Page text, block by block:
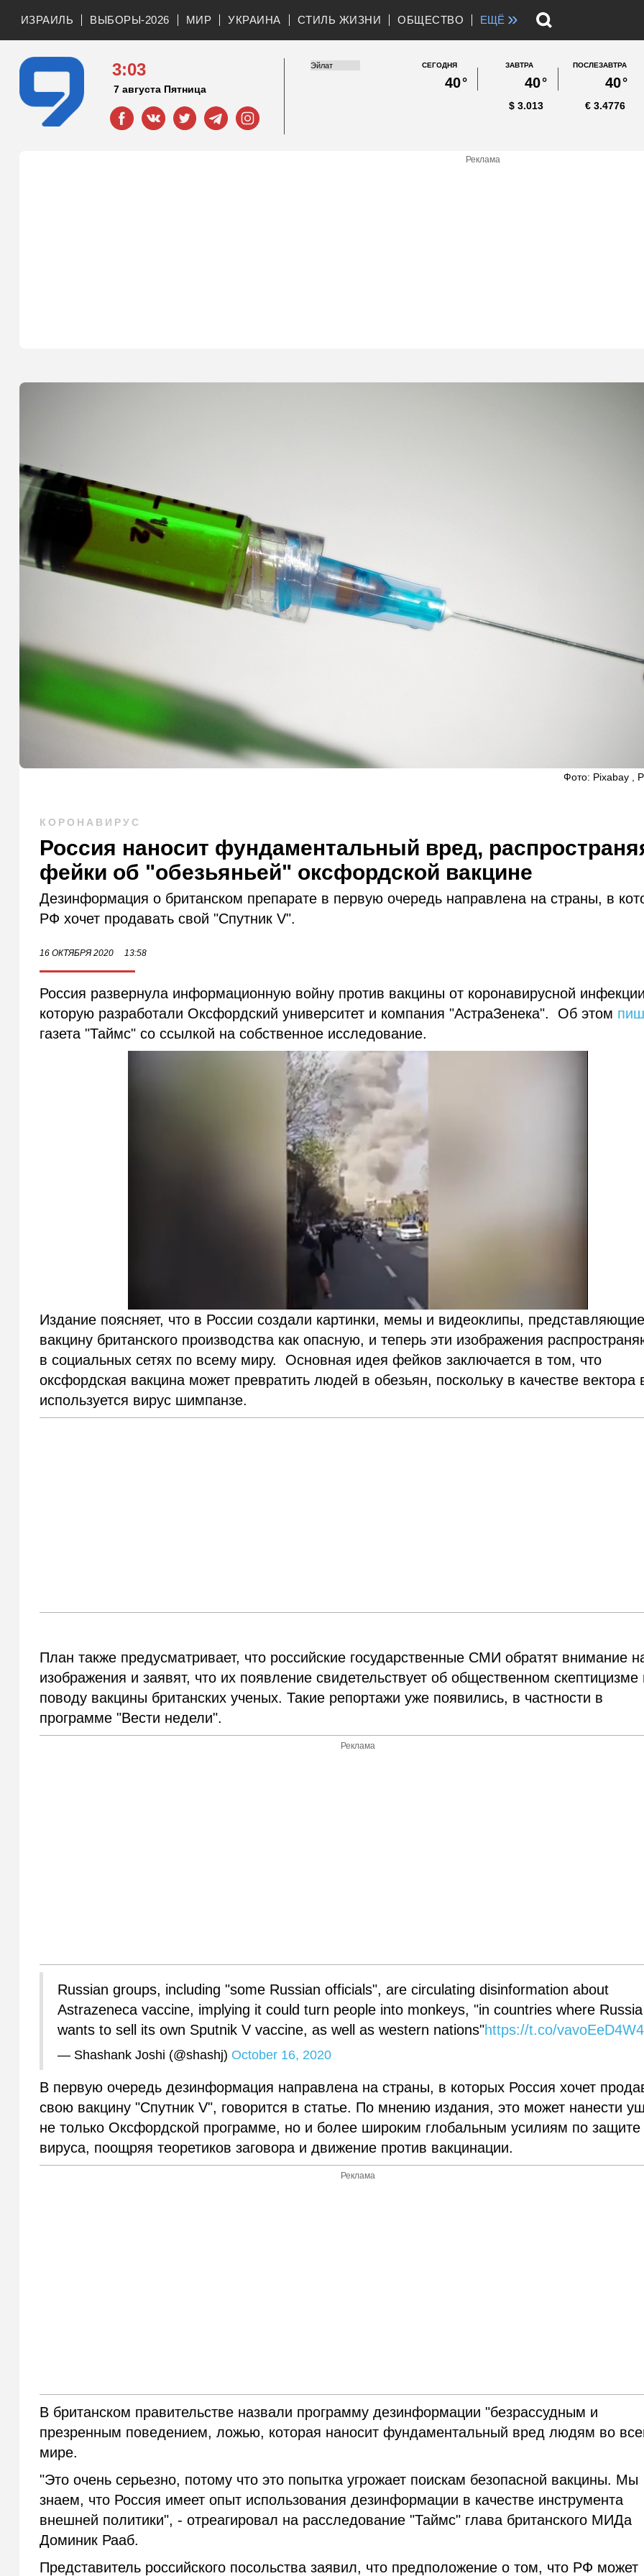
ИЗРАИЛЬ ВЫБОРЫ-2026 МИР УКРАИНА СТИЛЬ ЖИЗНИ ОБЩЕСТВО ЕЩЁ »
3:03
7 августа Пятница
СЕГОДНЯ
40°
ЗАВТРА
40°
ПОСЛЕЗАВТРА
40°
3.013
$ 3.4776
€
Реклама
Фото: Pixabay ,
КОРОНАВИРУС
Россия наносит фундаментальный вред,
фейки об "обезьяньей" оксфордской вакцине
Дезинформация о британском препарате в первую очередь направлена на страны, в
РФ хочет продавать свой "Спутник V".
16 ОКТЯБРЯ 2020 13:58
Россия развернула информационную войну против вакцины от коронавирусной
которую разработали Оксфордский университет и компания "АстраЗенека". Об этом
газета "Таймс" со ссылкой на собственное исследование.
Издание поясняет, что в России создали картинки, мемы и видеоклипы, представляющие
вакцину британского производства как опасную, и теперь эти изображения
в социальных сетях по всему миру. Основная идея фейков заключается в том, что
оксфордская вакцина может превратить людей в обезьян, поскольку в качестве вектора
используется вирус шимпанзе.
План также предусматривает, что российские государственные СМИ обратят внимание
изображения и заявят, что их появление свидетельствует об общественном скептицизме
поводу вакцины британских ученых. Такие репортажи уже появились, в частности в
программе "Вести недели".
Реклама
Russian groups, including "some Russian officials", are circulating disinformation about
Astrazeneca vaccine, implying it could turn people into monkeys, "in countries where Russia
wants to sell its own Sputnik V vaccine, as well as western nations"https://t.co/vavoEeD4W4
— Shashank Joshi (@shashj) October 16, 2020
В первую очередь дезинформация направлена на страны, в которых Россия хочет
свою вакцину "Спутник V", говорится в статье. По мнению издания, это может нанести
не только Оксфордской программе, но и более широким глобальным усилиям по защите
вируса, поощряя теоретиков заговора и движение против вакцинации.
Реклама
В британском правительстве назвали программу дезинформации "безрассудным и
презренным поведением, ложью, которая наносит фундаментальный вред людям во
мире.
"Это очень серьезно, потому что это попытка угрожает поискам безопасной вакцины. Мы
знаем, что Россия имеет опыт использования дезинформации в качестве инструмента
внешней политики", - отреагировал на расследование "Таймс" глава британского МИДа
Доминик Рааб.
Представитель российского посольства заявил, что предположение о том, что РФ может